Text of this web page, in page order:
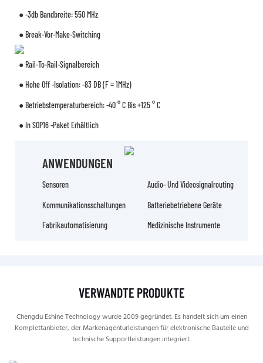
● -3db Bandbreite: 550 MHz
● Break-Vor-Make-Switching
● Rail-To-Rail-Signalbereich
● Hohe Off -Isolation: -83 DB (F = 1MHz)
● Betriebstemperaturbereich: -40 ° C Bis +125 ° C
● In SOP16 -Paket Erhältlich
ANWENDUNGEN
Sensoren Audio- Und Videosignalrouting
Kommunikationsschaltungen Batteriebetriebene Geräte
Fabrikautomatisierung Medizinische Instrumente
VERWANDTE PRODUKTE
Chengdu Eshine Technology wurde 2009 gegründet. Es handelt sich um einen
Komplettanbieter, der Markenagenturleistungen für elektronische Bauteile und
technische Supportleistungen integriert.